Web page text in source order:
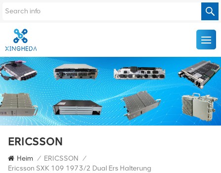
ERICSSON
Heim / ERICSSON /
Ericsson SXK 109 1973/2 Dual Ers Halterung